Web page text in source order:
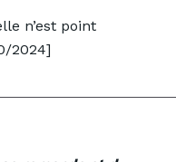
n’est point
2024]